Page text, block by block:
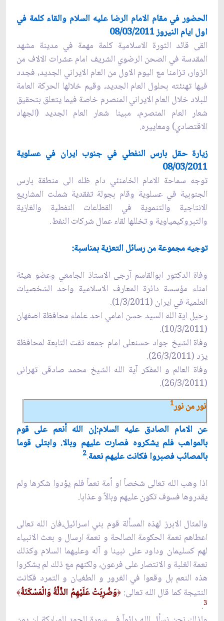
الحضور في مقام الامام الرضا عليه السلام والقاء كلمة في
اول ايام النيروز 08/03/2011
القى قائد الثورة الاسلامية كلمة مهمة في مدينة مشهد
المقدسة في الصحن الرضوي الشريف امام عشرات الالاف من
الزوار، تزامنا مع اليوم الاول من العام الايراني الجديد، فجدد
فيها تهنئته بحلول العام الجديد، وقيم خلالها الحركة العامة
للبلاد خلال العام الايراني المنصرم خاصة فيما يتعلق بتحقيق
شعار العام المنصرم، مبينا شعار العام الجديد (الجهاد
الاقتصادي) ومعاييره.
زيارة حقل بارس النفطي في جنوب ايران في عسلوية
08/03/2011
توجه سماحة الامام الخامنئي دام ظله الى منطقة بارس
الجنوبية في عسلوية وقام بجولة تفقدية شملت المشاريع
الانتاجية والتنموية في القطاعات النفطية والغازية
والتبروكيمياوية و تخللها لقاء عمال شركات النفط.
توجيه مجموعة من رسائل التعزية بمناسبة:
وفاة الدكتور ابوالقاسم آرجی الاستاذ الجامعي وعضو هيئة
امناء مؤسسة دائرة المعارف الاسلامية واحد الشخصيات
العلمية في ايران (1/3/2011).
رحيل اية الله السيد حسن امامي احد علماء محافظة اصفهان
(10/3/2011).
وفاة الشيخ جواد حسنعلی امام جمعه تفت التابعة لمحافظة
يزد (26/3/2011).
وفاة العالم و المفكر آية ‌الله الشيخ محمد صادقی تهرانی
(26/3/2011).
نور من نور1
عن الامام الصادق عليه السلام:إن الله أنعم على قوم
بالمواهب فلم يشكروه فصارت عليهم وبالا. وابتلى قوما
بالمصائب فصبروا فكانت عليهم نعمة.
2
اذا وهب الله تعالى شخصاً او أمة نعماً فلم يؤدوا شكرها ولم
يقدروها فسوف تكون عليهم وبالاً و عذابا.
والمثال الابرز لهذه المسألة قوم بني اسرائيل،فان الله تعالى
اعطاهم نعمة الحكومة الصالحة و نعمة ارسال و بعث الانبياء
لهم كسليمان وداود على نبينا و آله وعليهما السلام وكذلك
نعمة الغلبة و الانتصار على فرعون، ولكنهم مع ذلك لم يشكروا
هذه النعم بل وقعوا في الغرور و الطغيان و التمرد فكانت
النتيجة كما قال الله تعالى: ﴿وَضُرِبَتْ عَلَيْهِمُ الذِّلَّةُ وَالْمَسْكَنَةُ﴾
3
.